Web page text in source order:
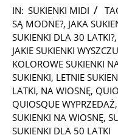
2024-
06-
17
IN: SUKIENKI MIDI
SĄ MODNE?, JAKA
SUKIENKI DLA 30 LATKI?,
JAKIE SUKIENKI
KOLOROWE SUKIENKI
SUKIENKI, LETNIE
LATKI, NA WIOSNĘ,
QUIOSQUE WYPRZEDAŻ,
SUKIENKI NA WIOSNĘ,
SUKIENKI DLA 50 LATKI